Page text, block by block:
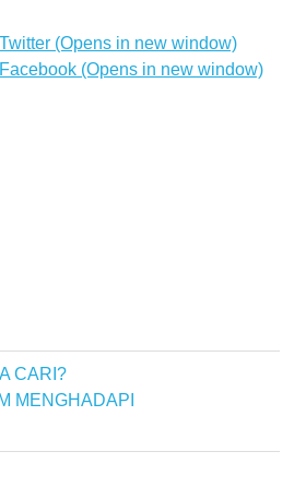
(Opens in new window)
(Opens in new window)
CARI?
MENGHADAPI